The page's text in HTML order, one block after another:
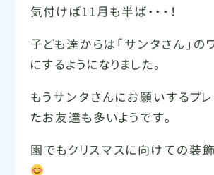
気付けば11月も半ば・・・！
子ども達からは「サンタさん」の
にするようになりました。
もうサンタさんにお願いするプ
たお友達も多いようです。
園でもクリスマスに向けての装